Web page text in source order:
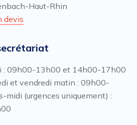
Haut-Rhin
devis
: 09h00-13h00 et 14h00-17h00
et vendredi matin : 09h00-
midi (urgences uniquement) :